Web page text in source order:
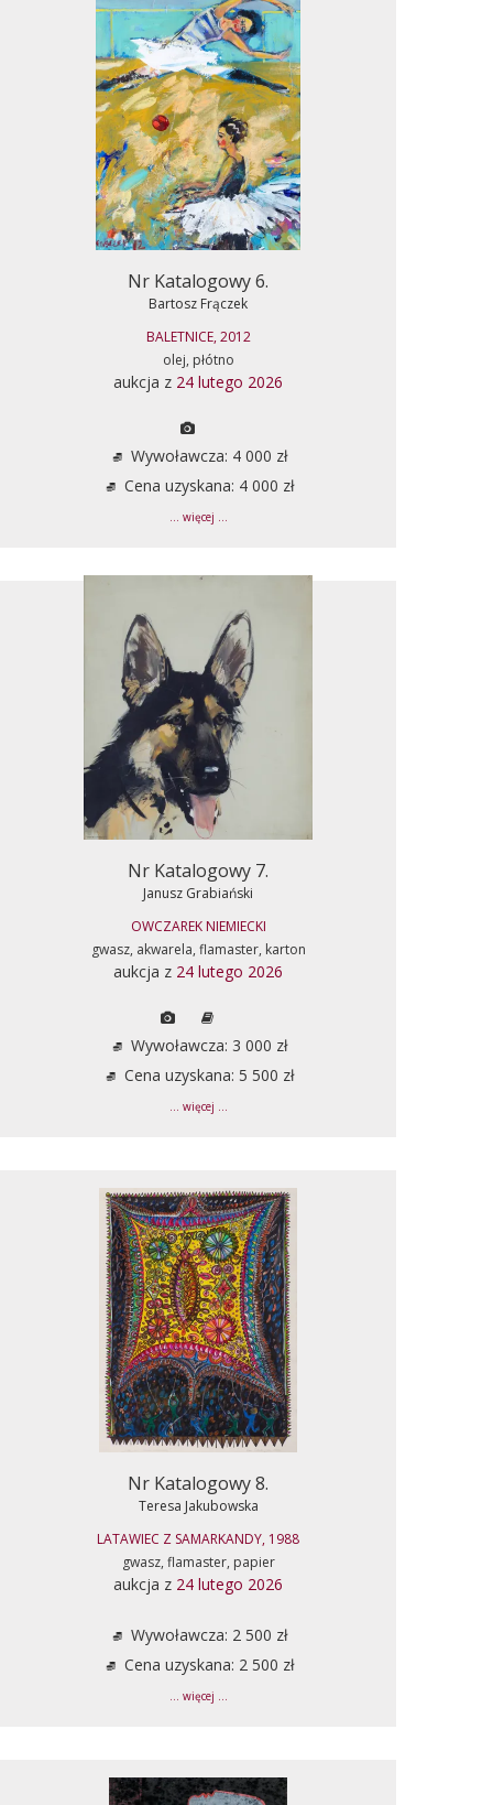
Nr Katalogowy 6.
Bartosz Frączek
BALETNICE, 2012
olej, płótno
aukcja z 24 lutego 2026
Wywoławcza: 4 000 zł
Cena uzyskana: 4 000 zł
... więcej ...
Nr Katalogowy 7.
Janusz Grabiański
OWCZAREK NIEMIECKI
gwasz, akwarela, flamaster, karton
aukcja z 24 lutego 2026
Wywoławcza: 3 000 zł
Cena uzyskana: 5 500 zł
... więcej ...
Nr Katalogowy 8.
Teresa Jakubowska
LATAWIEC Z SAMARKANDY, 1988
gwasz, flamaster, papier
aukcja z 24 lutego 2026
Wywoławcza: 2 500 zł
Cena uzyskana: 2 500 zł
... więcej ...